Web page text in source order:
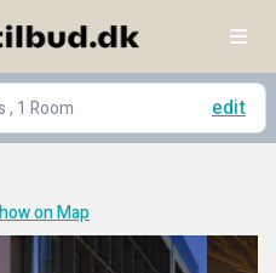
, 1 Room edit
on Map